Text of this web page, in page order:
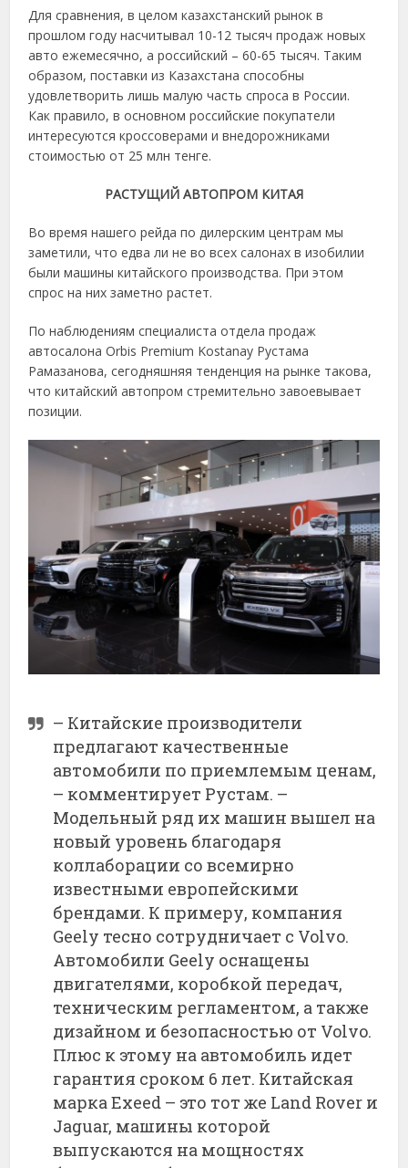
Для сравнения, в целом казахстанский рынок в
прошлом году насчитывал 10-12 тысяч продаж новых
авто ежемесячно, а российский – 60-65 тысяч. Таким
образом, поставки из Казахстана способны
удовлетворить лишь малую часть спроса в России.
Как правило, в основном российские покупатели
интересуются кроссоверами и внедорожниками
стоимостью от 25 млн тенге.
РАСТУЩИЙ АВТОПРОМ КИТАЯ
Во время нашего рейда по дилерским центрам мы
заметили, что едва ли не во всех салонах в изобилии
были машины китайского производства. При этом
спрос на них заметно растет.
По наблюдениям специалиста отдела продаж
автосалона Orbis Premium Kostanay Рустама
Рамазанова, сегодняшняя тенденция на рынке такова,
что китайский автопром стремительно завоевывает
позиции.
– Китайские производители
предлагают качественные
автомобили по приемлемым ценам,
– комментирует Рустам. –
Модельный ряд их машин вышел на
новый уровень благодаря
коллаборации со всемирно
известными европейскими
брендами. К примеру, компания
Geely тесно сотрудничает с Volvo.
Автомобили Geely оснащены
двигателями, коробкой передач,
техническим регламентом, а также
дизайном и безопасностью от Volvo.
Плюс к этому на автомобиль идет
гарантия сроком 6 лет. Китайская
марка Exeed – это тот же Land Rover и
Jaguar, машины которой
выпускаются на мощностях